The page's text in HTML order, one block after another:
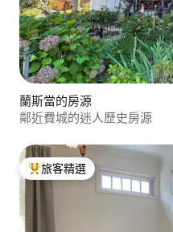
蘭斯當的房源
鄰近費城的迷人歷史房源
旅客精選榜首
旅客精選